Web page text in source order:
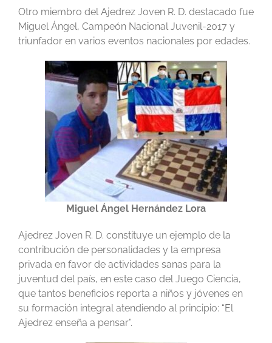
Otro miembro del Ajedrez Joven R. D. destacado fue
Miguel Ángel, Campeón Nacional Juvenil-2017 y
triunfador en varios eventos nacionales por edades.
Miguel Ángel Hernández Lora
Ajedrez Joven R. D. constituye un ejemplo de la
contribución de personalidades y la empresa
privada en favor de actividades sanas para la
juventud del país, en este caso del Juego Ciencia,
que tantos beneficios reporta a niños y jóvenes en
su formación integral atendiendo al principio: “El
Ajedrez enseña a pensar”.